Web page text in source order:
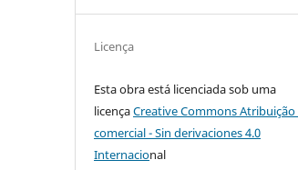
Licença
Esta obra está licenciada sob uma
licençaCreative Commons Atribuição
comercial - Sin derivaciones 4.0
Internacional